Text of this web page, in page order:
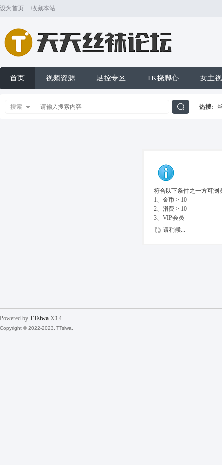
设为首页 收藏本站
首页 视频资源 足控专区 TK挠脚心 女主
搜索 热搜:
符合以下条件之一方可浏
1、金币 > 10
2、消费 > 10
3、VIP会员
请稍候...
Powered by TTsiwa X3.4
Copyright © 2022-2023, TTsiwa.